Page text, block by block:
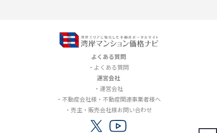
よくある質問
よくある質問
運営会社
運営会社
不動産会社様・不動産関連事業者様へ
売主・販売会社様お問い合わせ